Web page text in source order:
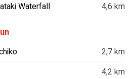
Waterfall
4,6 km
2,7 km
4,2 km